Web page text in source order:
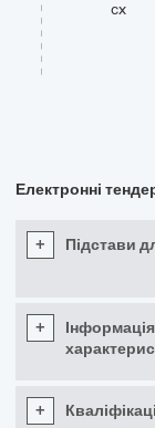
cx
Електронні
+ Підстави
+
Інформація
+